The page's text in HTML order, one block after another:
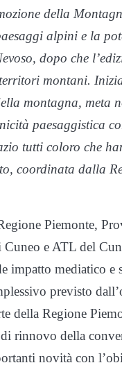
della
alpini e la
dopo che
montani.
montagna, meta
paesaggistica
tutti coloro che
coordinata dalla
Piemonte,
e ATL del
impatto mediatico e
previsto
della Regione
rinnovo della
novità con